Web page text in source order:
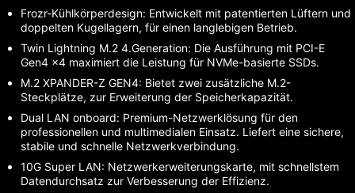
Frozr-Kühlkörperdesign: Entwickelt mit patentierten Lüftern und
doppelten Kugellagern, für einen langlebigen Betrieb.
Twin Lightning M.2 4.Generation: Die Ausführung mit PCI-E
Gen4 x4 maximiert die Leistung für NVMe-basierte SSDs.
M.2 XPANDER-Z GEN4: Bietet zwei zusätzliche M.2-
Steckplätze, zur Erweiterung der Speicherkapazität.
Dual LAN onboard: Premium-Netzwerklösung für den
professionellen und multimedialen Einsatz. Liefert eine sichere,
stabile und schnelle Netzwerkverbindung.
10G Super LAN: Netzwerkerweiterungskarte, mit schnellstem
Datendurchsatz zur Verbesserung der Effizienz.